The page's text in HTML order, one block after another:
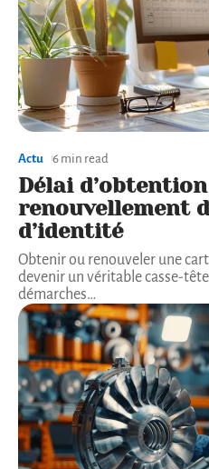
Actu 6 min read
Délai
renouvellement
d’identité
Obtenir ou renouveler une
devenir un véritable casse-
démarches…